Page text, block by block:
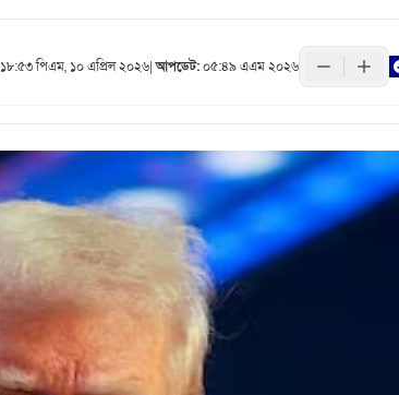
১৮:৫৩ পিএম, ১০ এপ্রিল ২০২৬|আপডেট:০৫:৪৯ এএম ২০২৬